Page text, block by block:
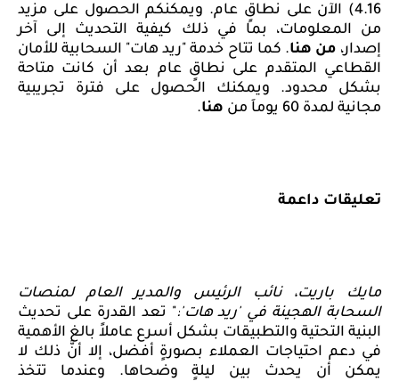
4.16) الآن على نطاقٍ عام. ويمكنكمالحصول على مزيد
من المعلومات، بما في ذلك كيفية التحديث إلى آخر
إصدار، من هنا. كما تتاح خدمة"ريد هات" السحابيةللأمان
القطاعي المتقدم على نطاقٍ عام بعد أن كانت متاحة
بشكل محدود. ويمكنك الحصول على فترة تجريبية
مجانية لمدة 60 يوما
ً من هنا.
تعليقات داعمة
مايك باريت، نائب الرئيس والمدير العام لمنصات
السحابة الهجينة في "ريد هات"
:" تعد القدرة على تحديث
البنية التحتية والتطبيقات بشكل أسرع عاملاً بالغ الأهمية
في دعم احتياجات العملاء بصورةٍ أفضل، إلا أنَّ ذلك لا
يمكن أن يحدث بين ليلةٍ وضحاها. وعندما
تتخذ